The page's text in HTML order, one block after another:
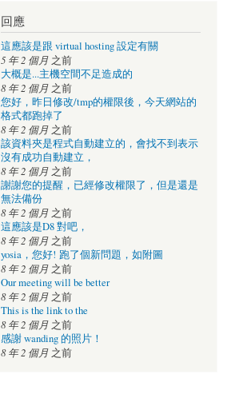
回應
這應該是跟 virtual hosting 設定有關
5 年 2 個月之前
大概是...主機空間不足造成的
8 年 2 個月之前
您好，昨日修改/tmp的權限後，今天網站的
格式都跑掉了
8 年 2 個月之前
該資料夾是程式自動建立的，會找不到表示
沒有成功自動建立，
8 年 2 個月之前
謝謝您的提醒，已經修改權限了，但是還是
無法備份
8 年 2 個月之前
這應該是D8 對吧，
8 年 2 個月之前
yosia，您好! 跑了個新問題，如附圖
8 年 2 個月之前
Our meeting will be better
8 年 2 個月之前
This is the link to the
8 年 2 個月之前
感謝 wanding 的照片！
8 年 2 個月之前